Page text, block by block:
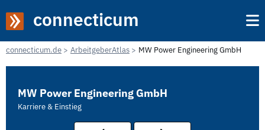
connecticum
connecticum.de ArbeitgeberAtlas MW Power Engineering GmbH
MW Power Engineering GmbH
Karriere & Einstieg